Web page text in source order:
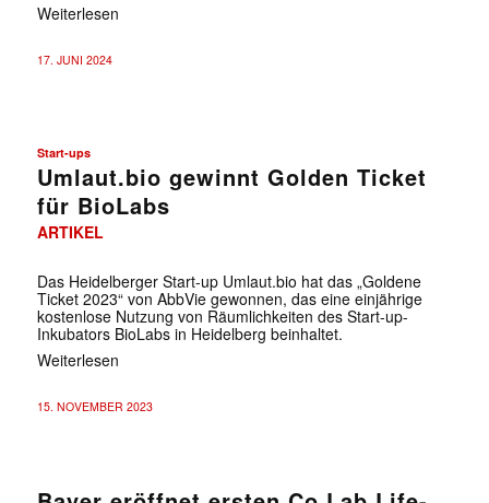
Weiterlesen
17. JUNI 2024
Start-ups
Umlaut.bio gewinnt Golden Ticket
für BioLabs
ARTIKEL
Das Heidelberger Start-up Umlaut.bio hat das „Goldene
Ticket 2023“ von AbbVie gewonnen, das eine einjährige
kostenlose Nutzung von Räumlichkeiten des Start-up-
Inkubators BioLabs in Heidelberg beinhaltet.
Weiterlesen
15. NOVEMBER 2023